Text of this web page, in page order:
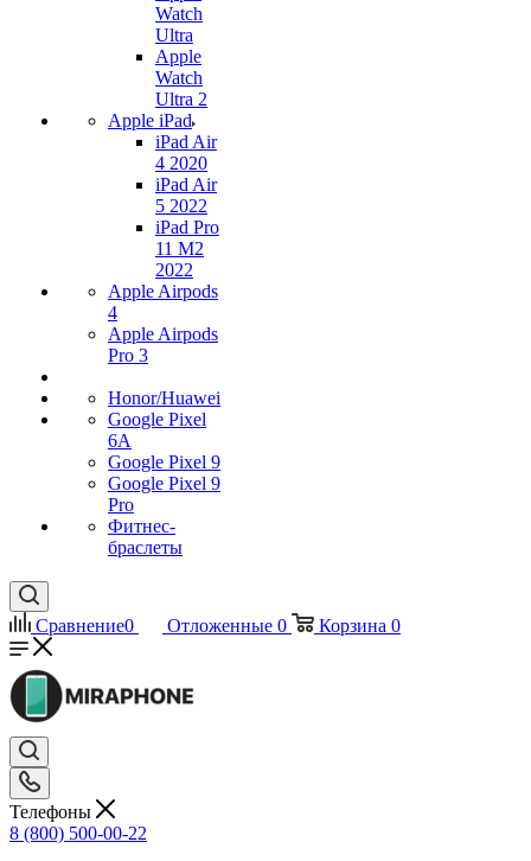
Watch
Ultra
Apple
Watch
Ultra 2
Apple iPad
iPad Air
4 2020
iPad Air
5 2022
iPad Pro
11 M2
2022
Apple Airpods
4
Apple Airpods
Pro 3
Honor/Huawei
Google Pixel
6A
Google Pixel 9
Google Pixel 9
Pro
Фитнес-
браслеты
Сравнение0 Отложенные 0 Корзина 0
Телефоны
8 (800) 500-00-22